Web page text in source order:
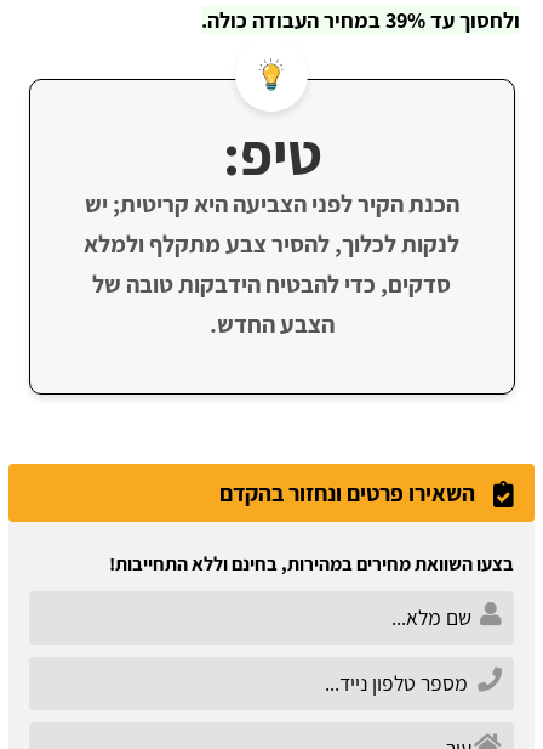
ולחסוך עד 39% במחיר העבודה כולה.
טיפ:
הכנת הקיר לפני הצביעה היא קריטית; יש
לנקות לכלוך, להסיר צבע מתקלף ולמלא
סדקים, כדי להבטיח הידבקות טובה של
הצבע החדש.
השאירו פרטים ונחזור בהקדם
בצעו השוואת מחירים במהירות, בחינם וללא התחייבות!